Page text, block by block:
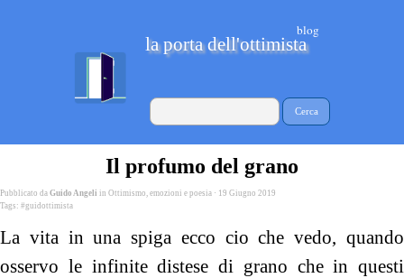
la porta dell'ottimista
blog
Cerca
Il profumo del grano
Pubblicato da Guido Angeli in Ottimismo, emozioni e poesia · 19 Giugno 2019
Tags: #guidottimista
La vita in una spiga ecco cio che vedo, quando
osservo le infinite distese di grano che in questi